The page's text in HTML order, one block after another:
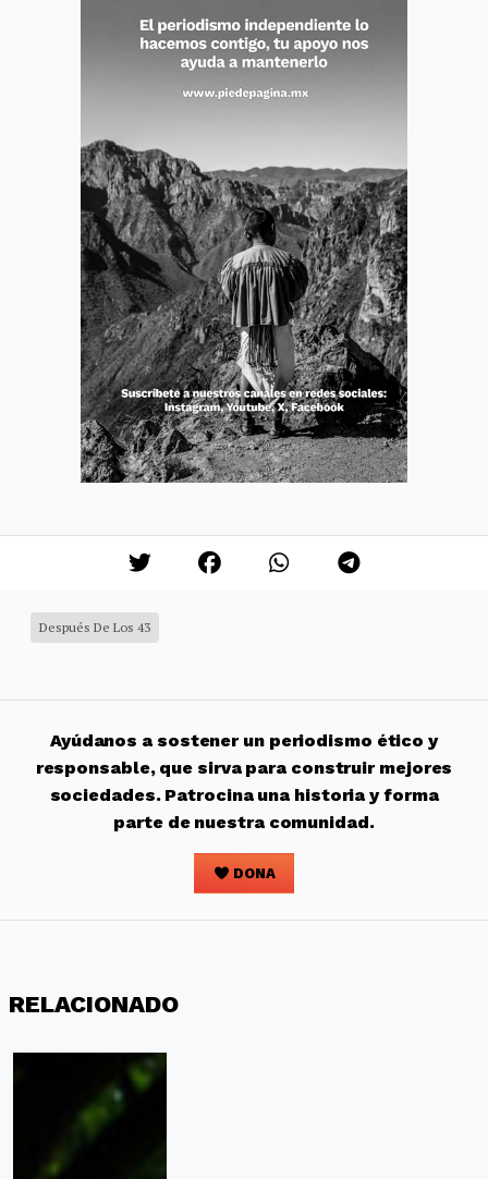
Después De Los 43
Ayúdanos a sostener un periodismo ético y
responsable, que sirva para construir mejores
sociedades. Patrocina una historia y forma
parte de nuestra comunidad.
DONA
RELACIONADO